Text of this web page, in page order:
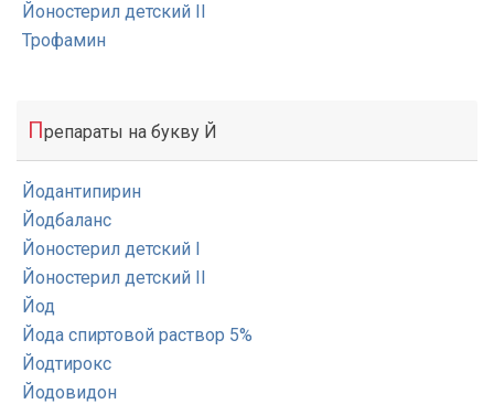
Йоностерил детский II
Трофамин
Препараты на букву Й
Йодантипирин
Йодбаланс
Йоностерил детский I
Йоностерил детский II
Йод
Йода спиртовой раствор 5%
Йодтирокс
Йодовидон